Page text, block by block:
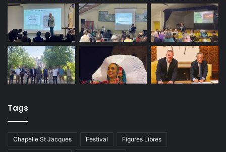
Tags
Chapelle St Jacques Festival Figures Libres